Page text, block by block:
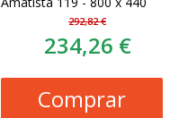
292,82 €
234,26 €
Comprar